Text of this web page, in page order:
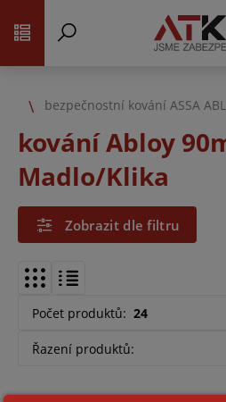
bezpečnostní kování ASSA
kování Abloy
Madlo/Klika
Zobrazit dle filtru
Počet produktů: 24
Řazení produktů: